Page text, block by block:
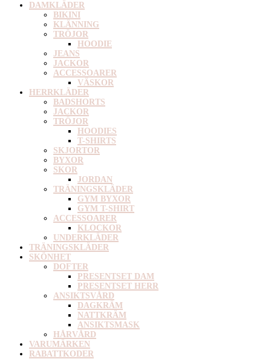
DAMKLÄDER
BIKINI
KLÄNNING
TRÖJOR
HOODIE
JEANS
JACKOR
ACCESSOARER
VÄSKOR
HERRKLÄDER
BADSHORTS
JACKOR
TRÖJOR
HOODIES
T-SHIRTS
SKJORTOR
BYXOR
SKOR
JORDAN
TRÄNINGSKLÄDER
GYM BYXOR
GYM T-SHIRT
ACCESSOARER
KLOCKOR
UNDERKLÄDER
TRÄNINGSKLÄDER
SKÖNHET
DOFTER
PRESENTSET DAM
PRESENTSET HERR
ANSIKTSVÅRD
DAGKRÄM
NATTKRÄM
ANSIKTSMASK
HÅRVÅRD
VARUMÄRKEN
RABATTKODER